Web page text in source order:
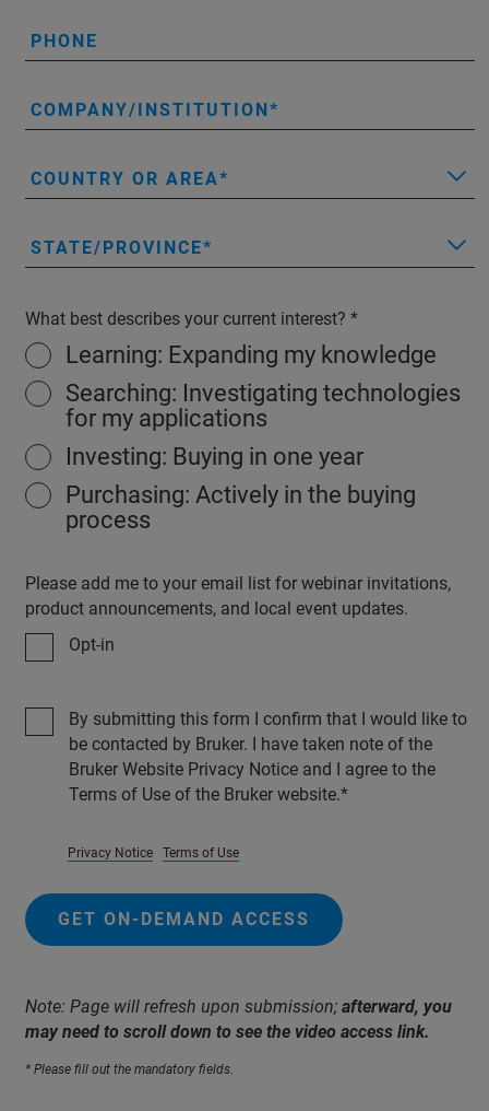
PHONE
COMPANY/INSTITUTION
COUNTRY OR AREA
STATE/PROVINCE
What best describes your current interest?
Learning: Expanding my knowledge
Searching: Investigating technologies
for my applications
Investing: Buying in one year
Purchasing: Actively in the buying
process
Please add me to your email list for webinar invitations,
product announcements, and local event updates.
Opt-in
By submitting this form I confirm that I would like to
be contacted by Bruker. I have taken note of the
Bruker Website Privacy Notice and I agree to the
Terms of Use of the Bruker website.
Privacy Notice Terms of Use
GET ON-DEMAND ACCESS
Note: Page will refresh upon submission; afterward, you
may need to scroll down to see the video access link.
* Please fill out the mandatory fields.